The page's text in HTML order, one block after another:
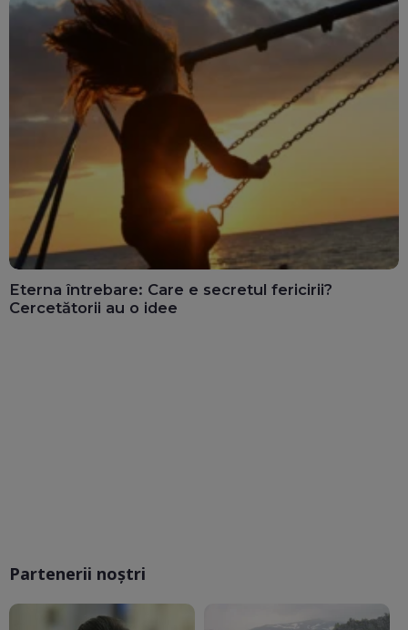
Eterna întrebare: Care e secretul fericirii?
Cercetătorii au o idee
Partenerii noștri